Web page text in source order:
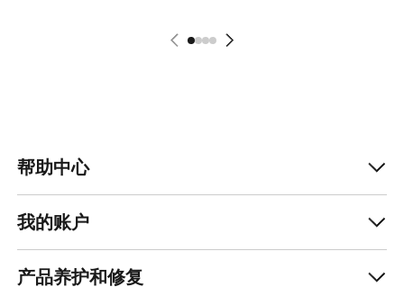
帮助中心
我的账户
产品养护和修复